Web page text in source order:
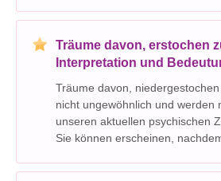
Zeichen dafür, dass Sie auf Ihr
Träume davon, erstochen
Interpretation und
Träume davon,
nicht ungewöhnlich und werden
unseren aktuellen psychischen
Sie können erscheinen,
haben. Wir werden einige Beispiele von Träumen